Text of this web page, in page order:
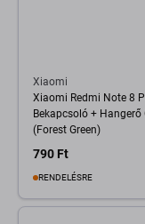
Xiaomi
Xiaomi Redmi Note 8
Bekapcsoló + Hangerő
(Forest Green)
790 Ft
RENDELÉSRE